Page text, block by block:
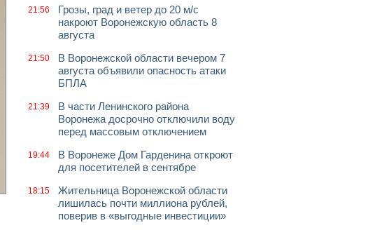
21:56
Грозы, град и ветер до 20 м/с
накроют Воронежскую область 8
августа
21:50
В Воронежской области вечером 7
августа объявили опасность атаки
БПЛА
21:39
В части Ленинского района
Воронежа досрочно отключили воду
перед массовым отключением
19:44
В Воронеже Дом Гарденина откроют
для посетителей в сентябре
18:15
Жительница Воронежской области
лишилась почти миллиона рублей,
поверив в «выгодные инвестиции»